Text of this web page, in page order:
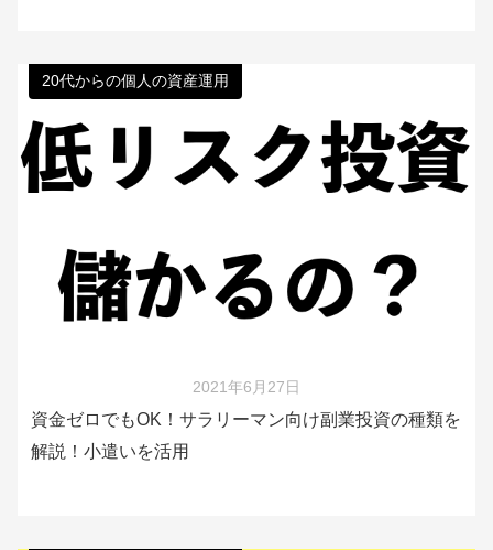
20代からの個人の資産運用
2021年6月27日
資金ゼロでもOK！サラリーマン向け副業投資の種類を
解説！小遣いを活用